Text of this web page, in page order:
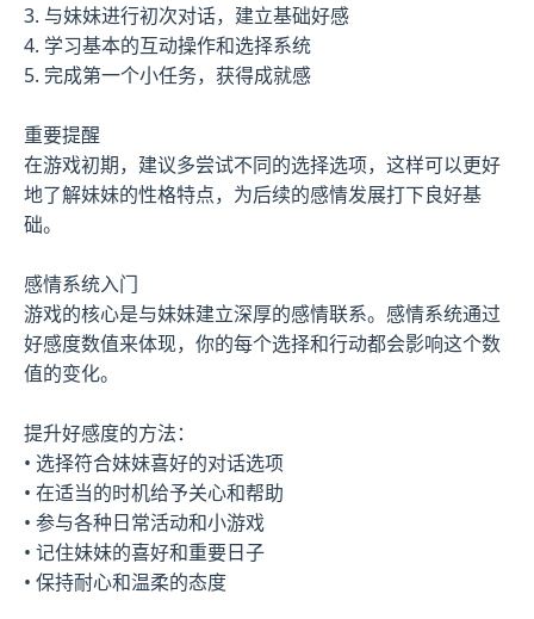
3. 与妹妹进行初次对话，建立基础好感
4. 学习基本的互动操作和选择系统
5. 完成第一个小任务，获得成就感
重要提醒
在游戏初期，建议多尝试不同的选择选项，这样可以更好
地了解妹妹的性格特点，为后续的感情发展打下良好基
础。
感情系统入门
游戏的核心是与妹妹建立深厚的感情联系。感情系统通过
好感度数值来体现，你的每个选择和行动都会影响这个数
值的变化。
提升好感度的方法：
• 选择符合妹妹喜好的对话选项
• 在适当的时机给予关心和帮助
• 参与各种日常活动和小游戏
• 记住妹妹的喜好和重要日子
• 保持耐心和温柔的态度